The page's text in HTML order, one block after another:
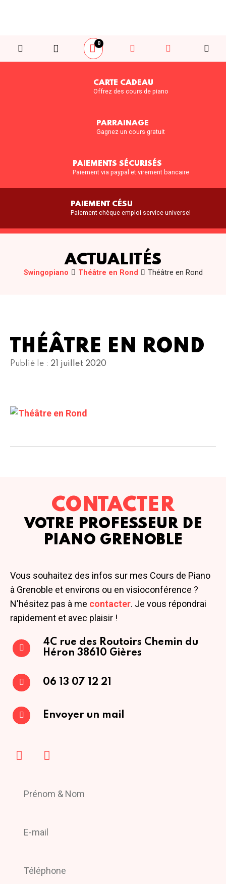
0
CARTE CADEAU
Offrez des cours de piano
PARRAINAGE
Gagnez un cours gratuit
PAIEMENTS SÉCURISÉS
Paiement via paypal et virement bancaire
PAIEMENT CÉSU
Paiement chèque emploi service universel
ACTUALITÉS
Swingopiano Théâtre en Rond Théâtre en Rond
THÉÂTRE EN ROND
Publié le : 21 juillet 2020
CONTACTER
VOTRE PROFESSEUR DE
PIANO GRENOBLE
Vous souhaitez des infos sur mes Cours de Piano
à Grenoble et environs ou en visioconférence ?
N'hésitez pas à me contacter. Je vous répondrai
rapidement et avec plaisir !
4C rue des Routoirs Chemin du
Héron 38610 Gières
06 13 07 12 21
Envoyer un mail